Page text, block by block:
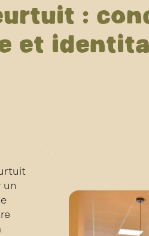
:
et
un